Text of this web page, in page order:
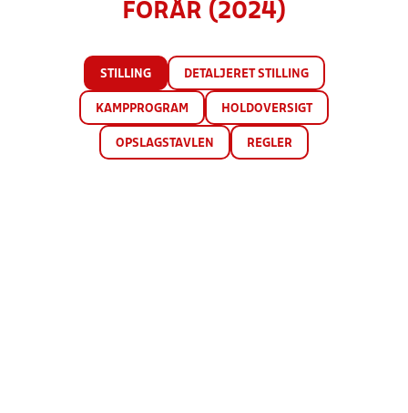
FORÅR (2024)
STILLING DETALJERET STILLING
KAMPPROGRAM HOLDOVERSIGT
OPSLAGSTAVLEN REGLER